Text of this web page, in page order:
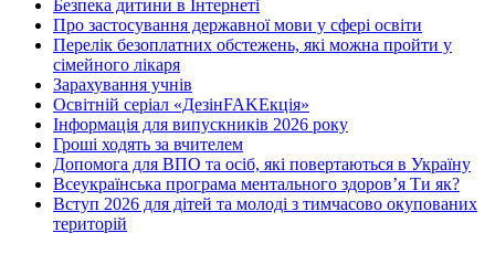
Безпека дитини в Інтернеті
Про застосування державної мови у сфері освіти
Перелік безоплатних обстежень, які можна пройти у
сімейного лікаря
Зарахування учнів
Освітній серіал «ДезінFAKEкція»
Інформація для випускників 2026 року
Гроші ходять за вчителем
Допомога для ВПО та осіб, які повертаються в Україну
Всеукраїнська програма ментального здоров’я Ти як?
Вступ 2026 для дітей та молоді з тимчасово окупованих
територій